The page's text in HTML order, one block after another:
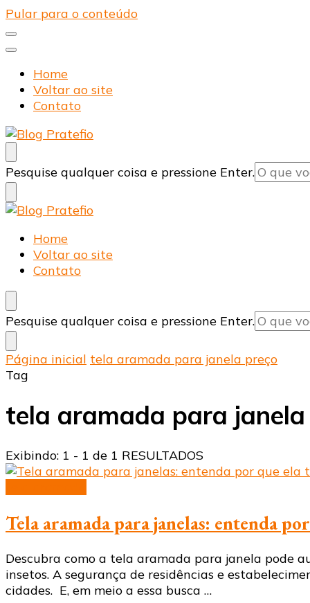
Pular para o conteúdo
Home
Voltar ao site
Contato
Blog Pratefio
Arames e Telas de Qualidade
Procurando
algo?
Pesquise qualquer coisa e pressione Enter.
Blog Pratefio
Arames e Telas de Qualidade
Home
Voltar ao site
Contato
Procurando
algo?
Pesquise qualquer coisa e pressione Enter.
Página inicial tela aramada para janela preço
Tag
tela aramada para
Exibindo: 1 - 1 de 1 RESULTADOS
Tela aramada para janelas: entenda
Descubra como a tela aramada para janela pode
insetos. A segurança de residências e
cidades. E, em meio a essa busca …